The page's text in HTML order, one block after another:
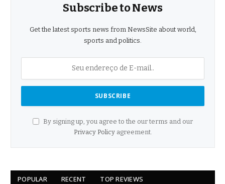
Subscribe to News
Get the latest sports news from NewsSite about world,
sports and politics.
By signing up, you agree to the our terms and our
Privacy Policyagreement.
POPULAR RECENT TOP REVIEWS